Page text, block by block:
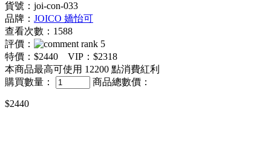
貨號：joi-con-033
品牌： JOICO 嬌怡可
查看次數：1588
評價：
特價： $2440 VIP： $2318
本商品最高可使用 12200 點消費紅利
購買數量：
商品總數價：
$2440